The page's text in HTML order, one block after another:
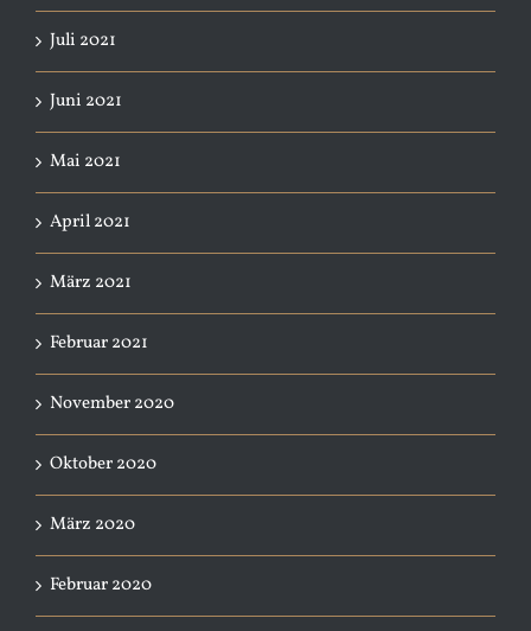
Juli 2021
Juni 2021
Mai 2021
April 2021
März 2021
Februar 2021
November 2020
Oktober 2020
März 2020
Februar 2020